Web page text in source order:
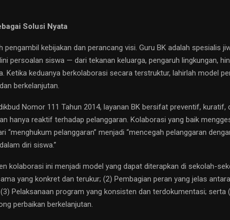
Solusi Nyata
pengambil kebijakan dan perancang visi. Guru BK adalah spesialis
persoalan siswa — dari tekanan keluarga, pengaruh lingkungan,
Ketika keduanya berkolaborasi secara terstruktur, lahirlah model
berkelanjutan.
Nomor 111 Tahun 2014, layanan BK bersifat preventif, kuratif,
hanya reaktif terhadap pelanggaran. Kolaborasi yang baik
“menghukum pelanggaran” menjadi “mencegah pelanggaran
diri siswa.”
kolaborasi ini menjadi model yang dapat diterapkan di sekolah-
yang konkret dan terukur; (2) Pembagian peran yang jelas
Pelaksanaan program yang konsisten dan terdokumentasi; serta
perbaikan berkelanjutan.